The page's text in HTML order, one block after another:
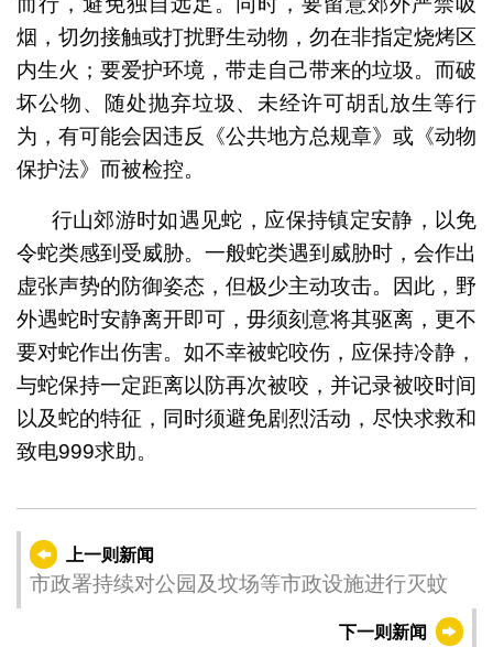
烟，切勿接触或打扰野生动物，勿在非指定烧烤区
内生火；要爱护环境，带走自己带来的垃圾。而破
坏公物、随处抛弃垃圾、未经许可胡乱放生等行
为，有可能会因违反《公共地方总规章》或《动物
保护法》而被检控。
行山郊游时如遇见蛇，应保持镇定安静，以免
令蛇类感到受威胁。一般蛇类遇到威胁时，会作出
虚张声势的防御姿态，但极少主动攻击。因此，野
外遇蛇时安静离开即可，毋须刻意将其驱离，更不
要对蛇作出伤害。如不幸被蛇咬伤，应保持冷静，
与蛇保持一定距离以防再次被咬，并记录被咬时间
以及蛇的特征，同时须避免剧烈活动，尽快求救和
致电999求助。
上一则新闻
市政署持续对公园及坟场等市政设施进行灭蚊
下一则新闻